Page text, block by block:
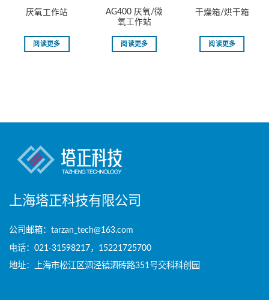
厌氧工作站
阅读更多
AG400 厌氧/微
氧工作站
阅读更多
干燥箱/烘干箱
阅读更多
上海塔正科技有限公司
公司邮箱：tarzan_tech@163.com
电话：021-31598217，15221725700
地址：上海市松江区泗泾镇泗砖路351号交科科创园